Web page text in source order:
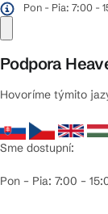
Pon - Pia: 7:00 -
Podpora
Hovoríme týmito
Sme dostupní:
Pon – Pia: 7:00 –